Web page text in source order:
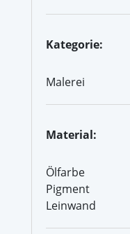
Kategorie:
Malerei
Material:
Ölfarbe
Pigment
Leinwand